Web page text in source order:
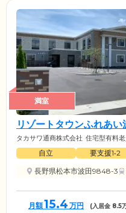
満室
リゾートタウンふれあい
タカサワ通商株式会社 住宅型有料
自立 要支援1•2
長野県松本市波田9848-3
月額15.4 万円 (入居金 8.5